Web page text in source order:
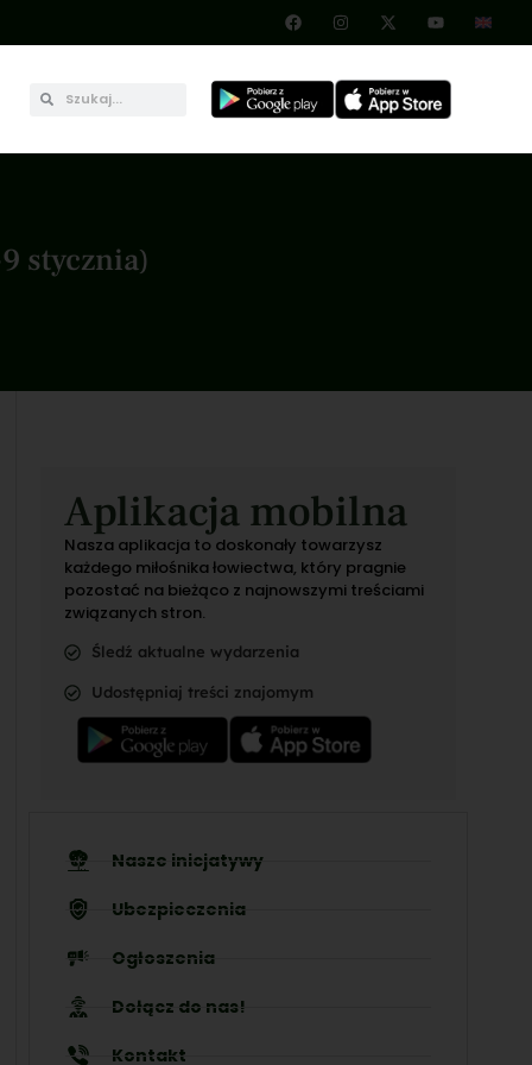
stycznia)
Aplikacja mobilna
Nasza aplikacja to doskonały towarzysz
każdego miłośnika łowiectwa, który pragnie
pozostać na bieżąco z najnowszymi treściami
związanych stron.
Śledź aktualne wydarzenia
Udostępniaj treści znajomym
Nasze inicjatywy
Ubezpieczenia
Ogłoszenia
Dołącz do nas!
Kontakt